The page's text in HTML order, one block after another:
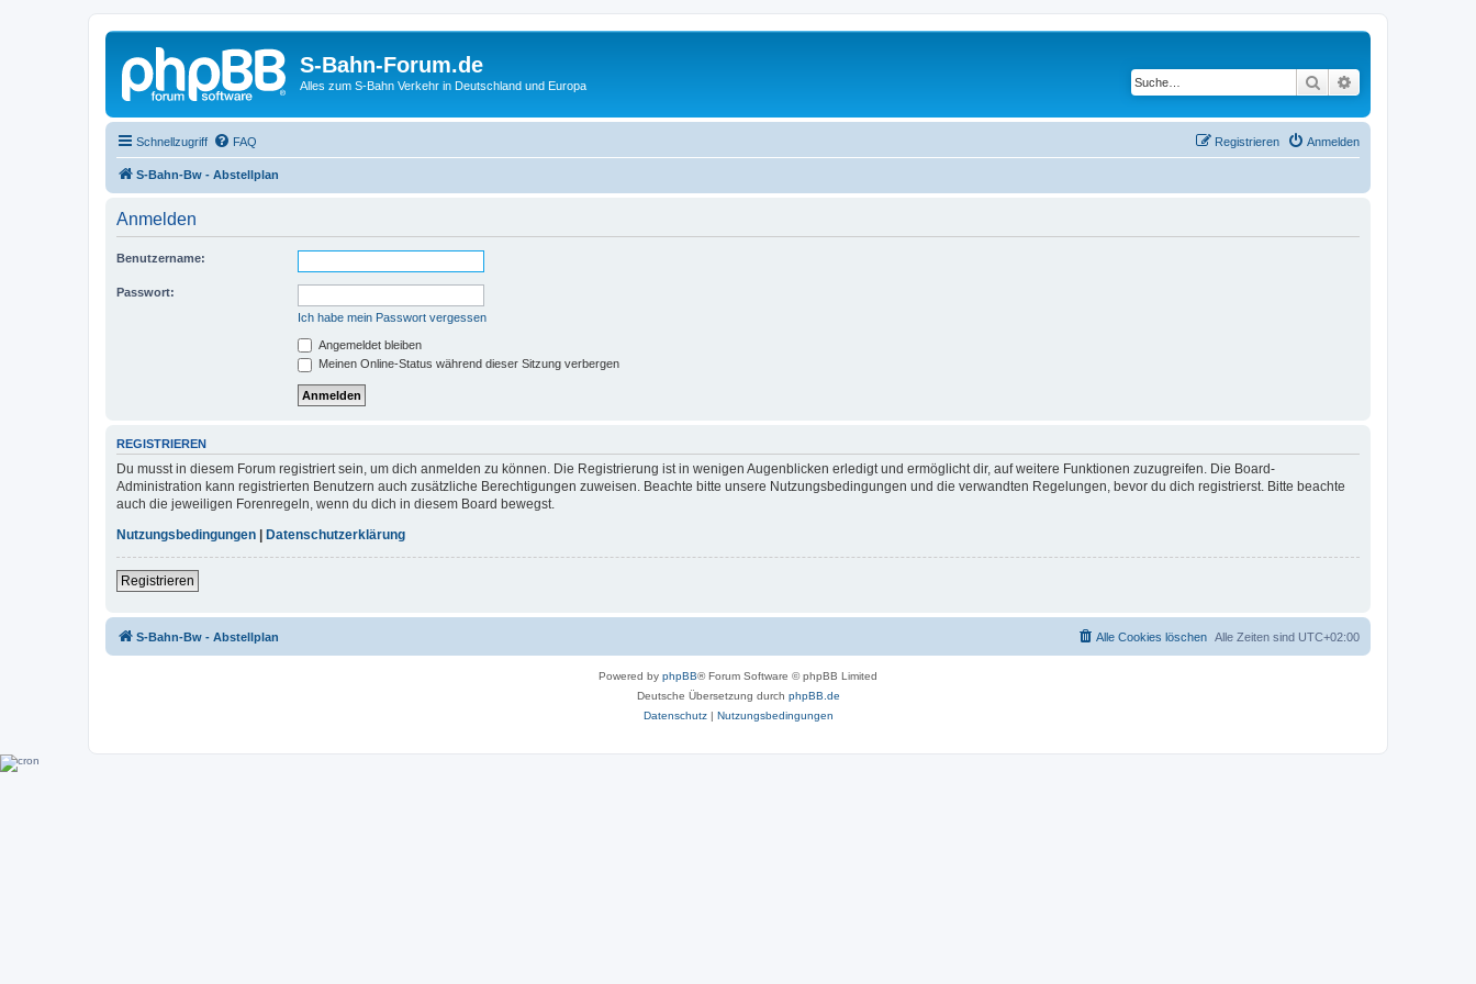
S-Bahn-Forum.de
Alles zum S-Bahn Verkehr in Deutschland und Europa Suche
Schnellzugriff FAQ Anmelden
Registrieren
S-Bahn-Bw - Abstellplan
Anmelden
Benutzername:
Passwort:
Ich habe mein Passwort vergessen
Angemeldet bleiben
Meinen Online-Status während dieser Sitzung verbergen
REGISTRIEREN
Du musst in diesem Forum registriert sein, um dich anmelden zu können. Die Registrierung ist in wenigen Augenblicken erledigt und ermöglicht dir, auf weitere Funktionen zuzugreifen. Die Board-
Administration kann registrierten Benutzern auch zusätzliche Berechtigungen zuweisen. Beachte bitte unsere Nutzungsbedingungen und die verwandten Regelungen, bevor du dich registrierst. Bitte beachte
auch die jeweiligen Forenregeln, wenn du dich in diesem Board bewegst.
Nutzungsbedingungen
Datenschutzerklärung
Registrieren
S-Bahn-Bw - Abstellplan Alle Zeiten sind UTC+02:00
Alle Cookies löschen
Powered by phpBB® Forum Software © phpBB Limited
Deutsche Übersetzung durch phpBB.de
Datenschutz| Nutzungsbedingungen